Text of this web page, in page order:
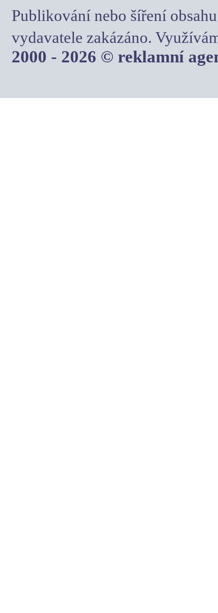
Publikování nebo šíření
vydavatele zakázáno.
2000 - 2026 © reklamní